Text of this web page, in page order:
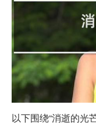
以下围绕“消逝的光